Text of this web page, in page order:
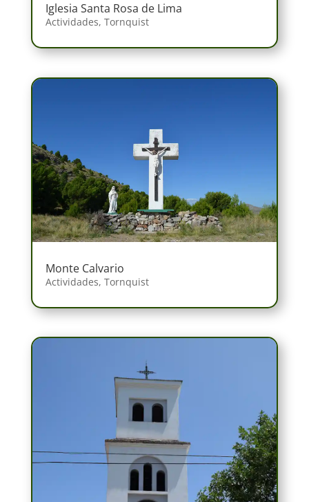
Iglesia Santa Rosa de Lima
Actividades, Tornquist
Monte Calvario
Actividades, Tornquist